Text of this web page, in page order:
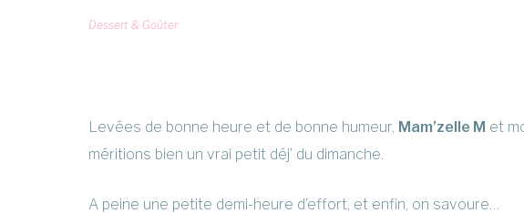
Dessert & Goûter
Levées de bonne heure et de bonne humeur, Mam’zelle M et
méritions bien un vrai petit déj’ du dimanche.
A peine une petite demi-heure d’effort, et enfin, on savoure…